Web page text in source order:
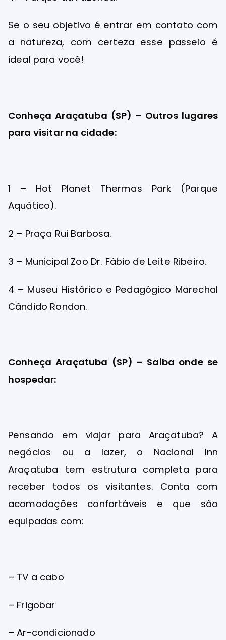
Se o seu objetivo é entrar em contato com
a natureza, com certeza esse passeio é
ideal para você!
Conheça Araçatuba (SP) – Outros lugares
para visitar na cidade:
1 – Hot Planet Thermas Park (Parque
Aquático).
2 – Praça Rui Barbosa.
3 – Municipal Zoo Dr. Fábio de Leite Ribeiro.
4 – Museu Histórico e Pedagógico Marechal
Cândido Rondon.
Conheça Araçatuba (SP) – Saiba onde se
hospedar:
Pensando em viajar para Araçatuba? A
negócios ou a lazer, o Nacional Inn
Araçatuba tem estrutura completa para
receber todos os visitantes. Conta com
acomodações confortáveis e que são
equipadas com:
– TV a cabo
– Frigobar
– Ar-condicionado